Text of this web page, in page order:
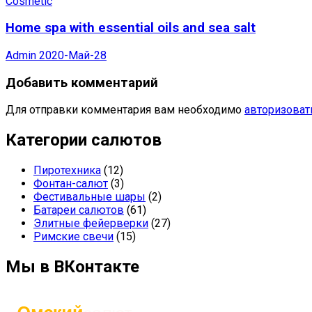
Home spa with essential oils and sea salt
Admin 2020-Май-28
Добавить комментарий
Для отправки комментария вам необходимо
Категории салютов
Пиротехника (12)
Фонтан-салют (3)
Фестивальные шары (2)
Батареи салютов (61)
Элитные фейерверки (27)
Римские свечи (15)
Мы в ВКонтакте